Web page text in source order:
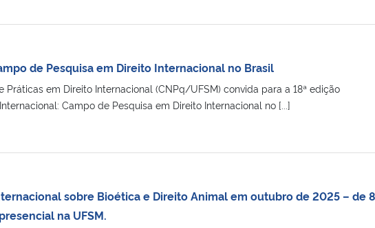
de Pesquisa em Direito Internacional no Brasil
Práticas em Direito Internacional (CNPq/UFSM) convida para a 18ª edição
Campo de Pesquisa em Direito Internacional no [...]
sobre Bioética e Direito Animal em outubro de 2025 – de
na UFSM.